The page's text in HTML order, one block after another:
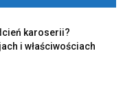
karoserii?
i właściwościach